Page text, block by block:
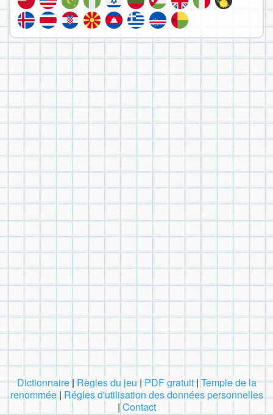
Dictionnaire|Règles du jeu|PDF gratuit|Temple de la
renommée|Régles d'utilisation des données personnelles
|Contact